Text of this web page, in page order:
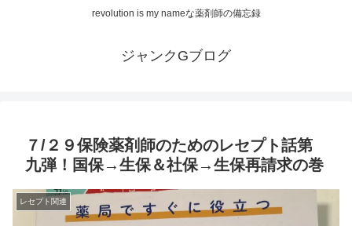
revolution is my nameな薬剤師の備忘録
ジャンクGブログ
７/２９保険薬剤師のためのレセプト話第
九弾！国保→生保＆社保→生保再請求の巻
レセプト関連